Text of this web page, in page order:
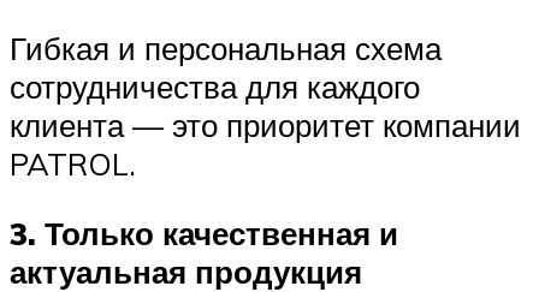
Гибкая и персональная схема
сотрудничества для каждого
клиента — это приоритет компании
PATROL.
3. Только качественная и
актуальная продукция